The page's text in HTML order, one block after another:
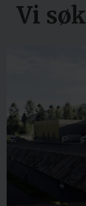
Vi